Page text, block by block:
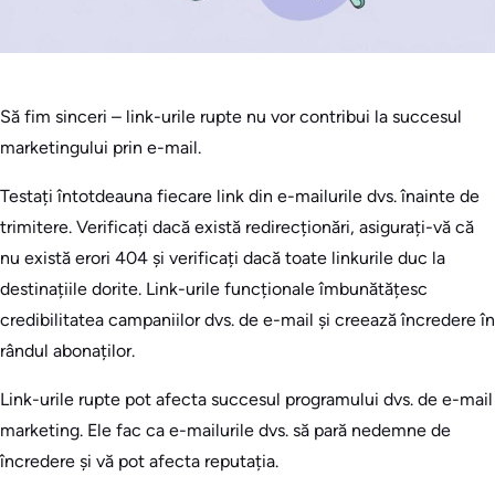
Să fim sinceri – link-urile rupte nu vor contribui la succesul
marketingului prin e-mail.
Testați întotdeauna fiecare link din e-mailurile dvs. înainte de
trimitere. Verificați dacă există redirecționări, asigurați-vă că
nu există erori 404 și verificați dacă toate linkurile duc la
destinațiile dorite. Link-urile funcționale îmbunătățesc
credibilitatea campaniilor dvs. de e-mail și creează încredere în
rândul abonaților.
Link-urile rupte pot afecta succesul programului dvs. de e-mail
marketing. Ele fac ca e-mailurile dvs. să pară nedemne de
încredere și vă pot afecta reputația.